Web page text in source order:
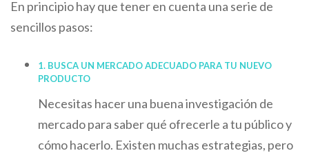
En principio hay que tener en cuenta una serie de
sencillos pasos:
1. BUSCA UN MERCADO ADECUADO PARA TU NUEVO
PRODUCTO
Necesitas hacer una buena investigación de
mercado para saber qué ofrecerle a tu público y
cómo hacerlo. Existen muchas estrategias, pero